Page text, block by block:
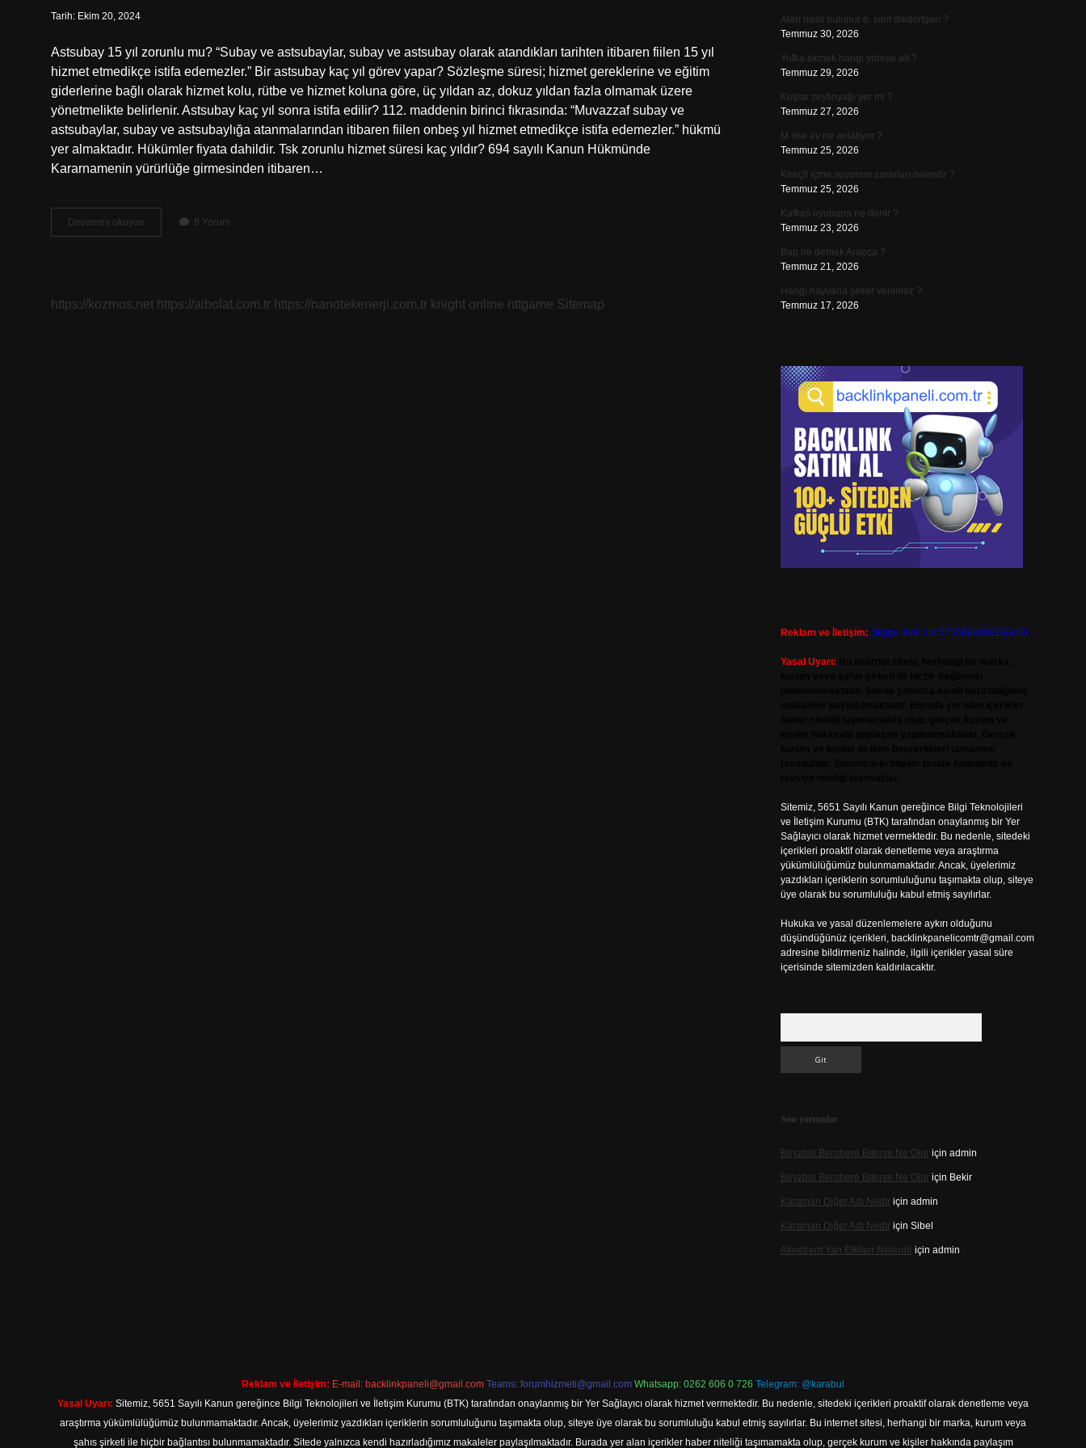
Tarih: Ekim 20, 2024
Astsubay 15 yıl zorunlu mu? “Subay ve astsubaylar, subay ve astsubay olarak atandıkları tarihten itibaren fiilen 15 yıl
hizmet etmedikçe istifa edemezler.” Bir astsubay kaç yıl görev yapar? Sözleşme süresi; hizmet gereklerine ve eğitim
giderlerine bağlı olarak hizmet kolu, rütbe ve hizmet koluna göre, üç yıldan az, dokuz yıldan fazla olmamak üzere
yönetmelikte belirlenir. Astsubay kaç yıl sonra istifa edilir? 112. maddenin birinci fıkrasında: “Muvazzaf subay ve
astsubaylar, subay ve astsubaylığa atanmalarından itibaren fiilen onbeş yıl hizmet etmedikçe istifa edemezler.” hükmü
yer almaktadır. Hükümler fiyata dahildir. Tsk zorunlu hizmet süresi kaç yıldır? 694 sayılı Kanun Hükmünde
Kararnamenin yürürlüğe girmesinden itibaren…
Devamını okuyun Astsubay
Zorunlu
8 Yorum
https://kozmos.net https://albolat.com.tr https://nanotekenerji.com.tr knight online nttgame Sitemap
Alan nasıl bulunur 6. sınıf dikdörtgen ?
Temmuz 30, 2026
Yufka ekmek hangi yöreye ait ?
Temmuz 29, 2026
Kuşlar zeytinyağı yer mi ?
Temmuz 27, 2026
M rise av ne anlatıyor ?
Temmuz 25, 2026
Kireçli içme suyunun zararları nelerdir ?
Temmuz 25, 2026
Kafkas oyununa ne denir ?
Temmuz 23, 2026
Bap ne demek Arapça ?
Temmuz 21, 2026
Hangi hayvana şeker verilmez ?
Temmuz 17, 2026
Reklam ve İletişim: Skype: live:.cid.575569c608265c69
Yasal Uyarı:
Sitemiz, 5651 Sayılı Kanun gereğince Bilgi Teknolojileri
ve İletişim Kurumu (BTK) tarafından onaylanmış bir Yer
Sağlayıcı olarak hizmet vermektedir. Bu nedenle, sitedeki
içerikleri proaktif olarak denetleme veya araştırma
yükümlülüğümüz bulunmamaktadır. Ancak, üyelerimiz
yazdıkları içeriklerin sorumluluğunu taşımakta olup, siteye
üye olarak bu sorumluluğu kabul etmiş sayılırlar.
Hukuka ve yasal düzenlemelere aykırı olduğunu
düşündüğünüz içerikleri, backlinkpanelicomtr@gmail.com
adresine bildirmeniz halinde, ilgili içerikler yasal süre
içerisinde sitemizden kaldırılacaktır.
Son yorumlar
Beyzbol Berabere Biterse Ne Oluriçin admin
Beyzbol Berabere Biterse Ne Oluriçin Bekir
Karaman Diğer Adı Nediriçin admin
Karaman Diğer Adı Nediriçin Sibel
Aknetrent Yan Etkileri Nelerdiriçin admin
Reklam ve İletişim: E-mail: backlinkpaneli@gmail.com Teams: forumhizmeti@gmail.com Whatsapp: 0262 606 0 726 Telegram: @karabul
Yasal Uyarı: Sitemiz, 5651 Sayılı Kanun gereğince Bilgi Teknolojileri ve İletişim Kurumu (BTK) tarafından onaylanmış bir Yer Sağlayıcı olarak hizmet vermektedir. Bu nedenle, sitedeki içerikleri proaktif olarak denetleme veya
araştırma yükümlülüğümüz bulunmamaktadır. Ancak, üyelerimiz yazdıkları içeriklerin sorumluluğunu taşımakta olup, siteye üye olarak bu sorumluluğu kabul etmiş sayılırlar. Bu internet sitesi, herhangi bir marka, kurum veya
şahıs şirketi ile hiçbir bağlantısı bulunmamaktadır. Sitede yalnızca kendi hazırladığımız makaleler paylaşılmaktadır. Burada yer alan içerikler haber niteliği taşımamakta olup, gerçek kurum ve kişiler hakkında paylaşım